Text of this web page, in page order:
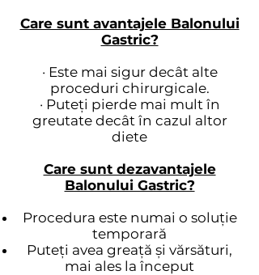
Care sunt avantajele Balonului
Gastric?
· Este mai sigur decât alte
proceduri chirurgicale.
· Puteți pierde mai mult în
greutate decât în cazul altor
diete
Care sunt dezavantajele
Balonului Gastric?
Procedura este numai o soluție
temporară
Puteți avea greață și vărsături,
mai ales la început